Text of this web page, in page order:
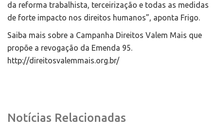
da reforma trabalhista, terceirização e todas as medidas
de forte impacto nos direitos humanos”, aponta Frigo.
Saiba mais sobre a Campanha Direitos Valem Mais que
propõe a revogação da Emenda 95.
http://direitosvalemmais.org.br/
Notícias Relacionadas